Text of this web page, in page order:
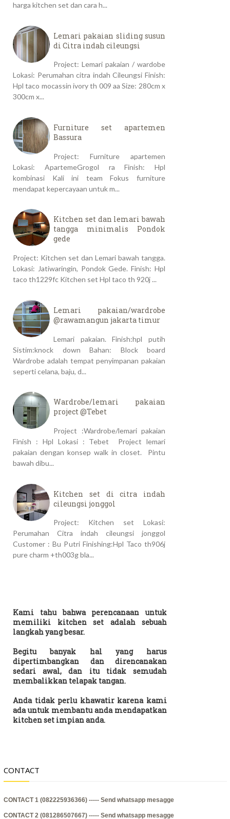
harga kitchen set dan cara h...
Lemari pakaian sliding susun
di Citra indah cileungsi
Project: Lemari pakaian / wardobe
Lokasi: Perumahan citra indah Cileungsi Finish:
Hpl taco mocassin ivory th 009 aa Size: 280cm x
300cm x...
Furniture set apartemen
Bassura
Project: Furniture apartemen
Lokasi: ApartemeGrogol ra Finish: Hpl
kombinasi Kali ini team Fokus furniture
mendapat kepercayaan untuk m...
Kitchen set dan lemari bawah
tangga minimalis Pondok
gede
Project: Kitchen set dan Lemari bawah tangga.
Lokasi: Jatiwaringin, Pondok Gede. Finish: Hpl
taco th1229fc Kitchen set Hpl taco th 920j ...
Lemari pakaian/wardrobe
@rawamangun jakarta timur
Lemari pakaian. Finish:hpl putih
Sistim:knock down Bahan: Block board
Wardrobe adalah tempat penyimpanan pakaian
seperti celana, baju, d...
Wardrobe/lemari pakaian
project @Tebet
Project :Wardrobe/lemari pakaian
Finish : Hpl Lokasi : Tebet Project lemari
pakaian dengan konsep walk in closet. Pintu
bawah dibu...
Kitchen set di citra indah
cileungsi jonggol
Project: Kitchen set Lokasi:
Perumahan Citra indah cileungsi jonggol
Customer : Bu Putri Finishing:Hpl Taco th906j
pure charm +th003g bla...
Kami tahu bahwa perencanaan untuk
memiliki kitchen set adalah sebuah
langkah yang besar.
Begitu banyak hal yang harus
dipertimbangkan dan direncanakan
sedari awal, dan itu tidak semudah
membalikkan telapak tangan.
Anda tidak perlu khawatir karena kami
ada untuk membantu anda mendapatkan
kitchen set impian anda.
CONTACT
CONTACT 1 (082225936366) ----- Send whatsapp mesagge
CONTACT 2 (081286507667) ----- Send whatsapp mesagge